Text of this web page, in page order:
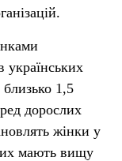
українських
1,5
дорослих
жінки у
мають вищу